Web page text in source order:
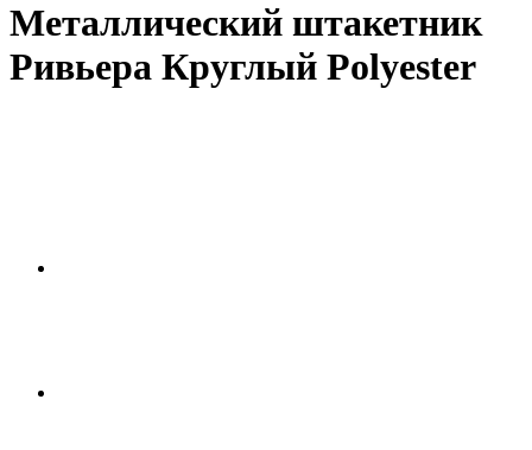
Металлический штакетник
Ривьера Круглый Polyester